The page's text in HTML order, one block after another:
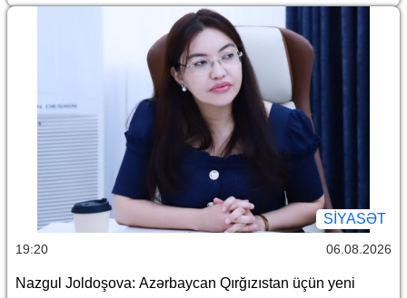
SİYASƏT
19:20 06.08.2026
Nazgul Joldoşova: Azərbaycan Qırğızıstan üçün yeni